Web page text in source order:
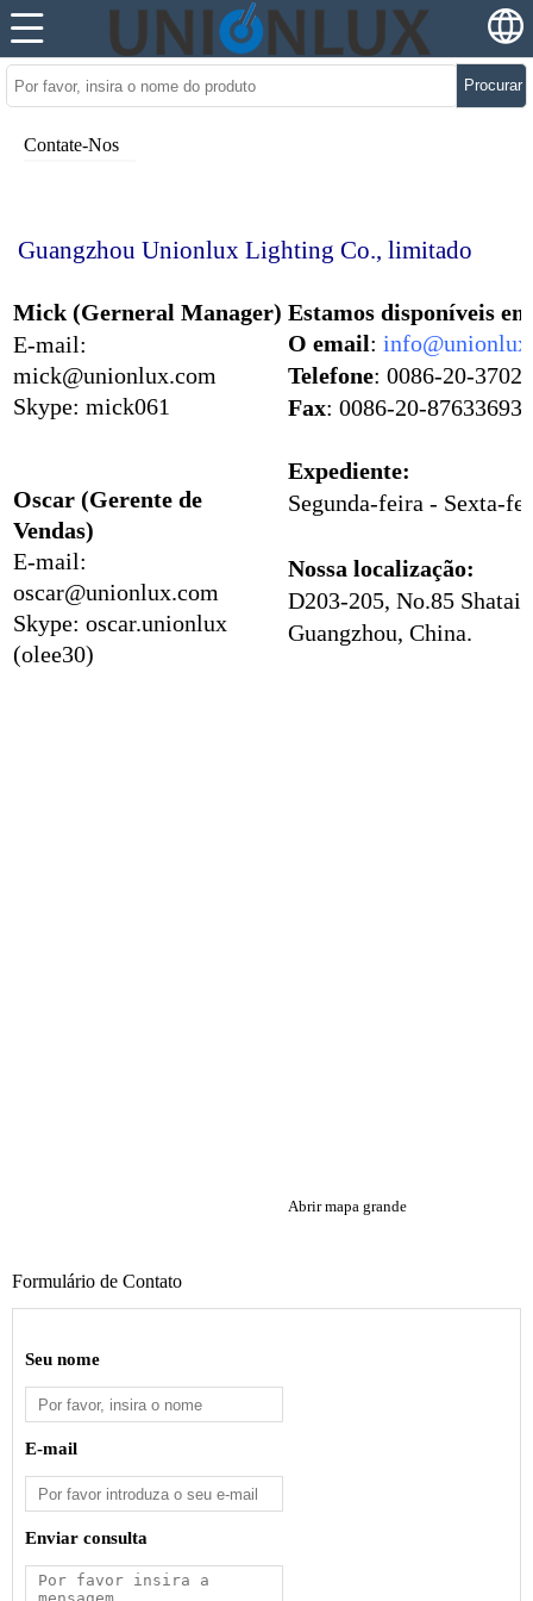
Procurar
Contate-Nos
Guangzhou Unionlux Lighting Co., limitado
Mick (Gerneral Manager)
E-mail:
mick@unionlux.com
Skype: mick061
Oscar (Gerente de
Vendas)
E-mail:
oscar@unionlux.com
Skype: oscar.unionlux
(olee30)
Estamos disponíveis
O email:
Telefone: 0086-20-
Fax: 0086-20-87633693
Expediente:
Segunda-feira - Sexta-
Nossa localização:
D203-205, No.85 Shatai
Guangzhou, China.
Abrir mapa grande
Formulário de Contato
Seu nome
E-mail
Enviar consulta